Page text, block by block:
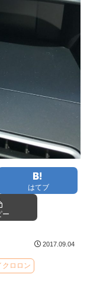
はてブ
ー
2017.09.04
クロロン